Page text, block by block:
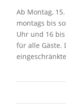
Ab Montag,
montags bis
Uhr und 16
für alle Gäste.